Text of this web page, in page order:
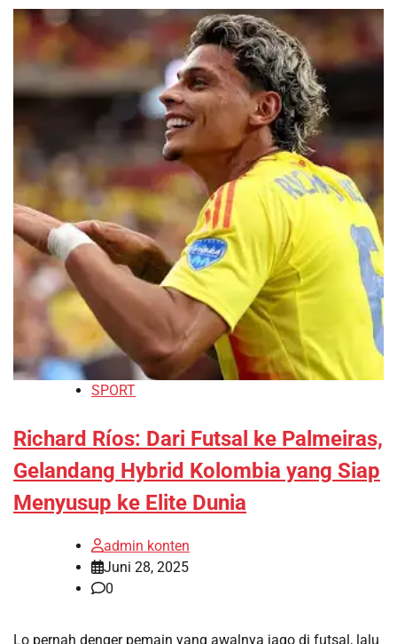
SPORT
Richard Ríos: Dari Futsal ke Palmeiras,
Gelandang Hybrid Kolombia yang Siap
Menyusup ke Elite Dunia
admin konten
Juni 28, 2025
0
Lo pernah denger pemain yang awalnya jago di futsal, lalu